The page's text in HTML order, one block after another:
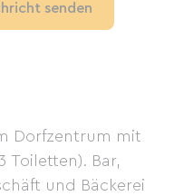
Dorfzentrum mit
Toiletten). Bar,
und Bäckerei
senden